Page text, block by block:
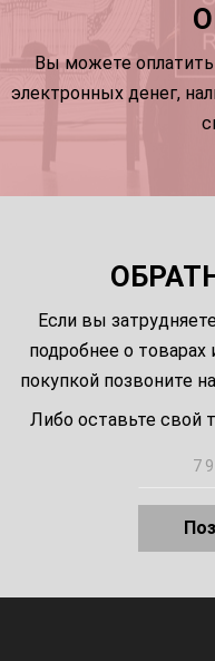
Вы можете
электронных денег,
Если вы
подробнее о
покупкой позвоните
Либо оставьте свой